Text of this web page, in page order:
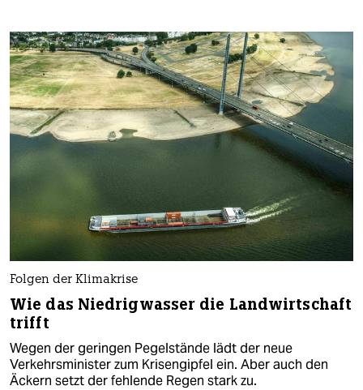
Folgen der Klimakrise
Wie das Niedrigwasser die Landwirtschaft
trifft
Wegen der geringen Pegelstände lädt der neue
Verkehrsminister zum Krisengipfel ein. Aber auch den
Äckern setzt der fehlende Regen stark zu.